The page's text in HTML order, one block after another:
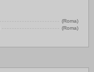
(Roma)
(Roma)